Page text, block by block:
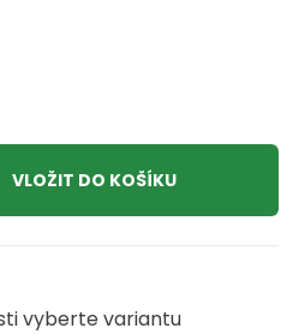
vyberte variantu